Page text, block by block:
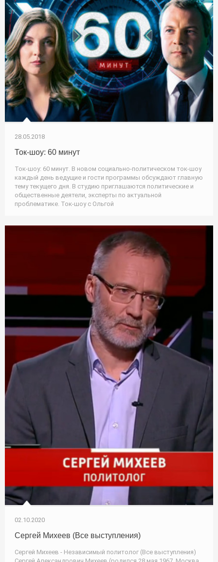
28.05.2018
Ток-шоу: 60 минут
Ток-шоу: 60 минут. В новом социально-политическом ток-шоу
каждый день ведущие и гости программы обсуждают главную
тему текущего дня. В студию приглашаются политические и
общественные деятели, эксперты по актуальной
проблематике. Ток-шоу с Ольгой
02.10.2020
Сергей Михеев (Все выступления)
Сергей Михеев - Независимый политолог (Все выступления)